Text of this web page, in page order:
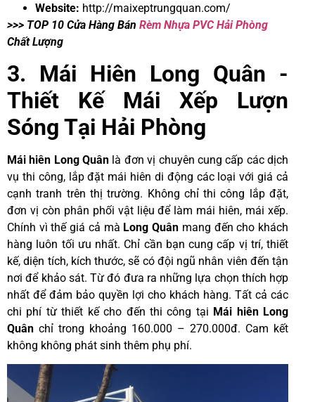
Website: http://maixeptrungquan.com/
>>> TOP 10 Cửa Hàng Bán Rèm Nhựa PVC Hải Phòng
Chất Lượng
3. Mái Hiên Long Quân -
Thiết Kế Mái Xếp Lượn
Sóng Tại Hải Phòng
Mái hiên Long Quân là đơn vị chuyên cung cấp các dịch
vụ thi công, lắp đặt mái hiên di động các loại với giá cả
cạnh tranh trên thị trường. Không chỉ thi công lắp đặt,
đơn vị còn phân phối vật liệu để làm mái hiên, mái xếp.
Chính vì thế giá cả mà Long Quân mang đến cho khách
hàng luôn tối ưu nhất. Chỉ cần bạn cung cấp vị trí, thiết
kế, diện tích, kích thước, sẽ có đội ngũ nhân viên đến tận
nơi để khảo sát. Từ đó đưa ra những lựa chọn thích hợp
nhất để đảm bảo quyền lợi cho khách hàng. Tất cả các
chi phí từ thiết kế cho đến thi công tại Mái hiên Long
Quân chỉ trong khoảng 160.000 – 270.000đ. Cam kết
không không phát sinh thêm phụ phí.